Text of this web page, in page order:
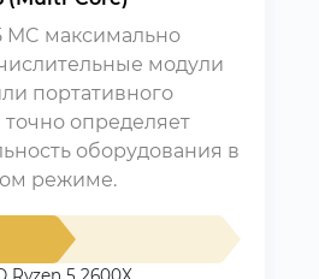
MC максимально
модули
портативного
определяет
оборудования в
режиме.